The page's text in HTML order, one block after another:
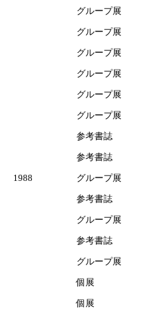
グループ展
グループ展
グループ展
グループ展
グループ展
グループ展
参考書誌
参考書誌
1988
グループ展
参考書誌
グループ展
参考書誌
グループ展
個展
個展